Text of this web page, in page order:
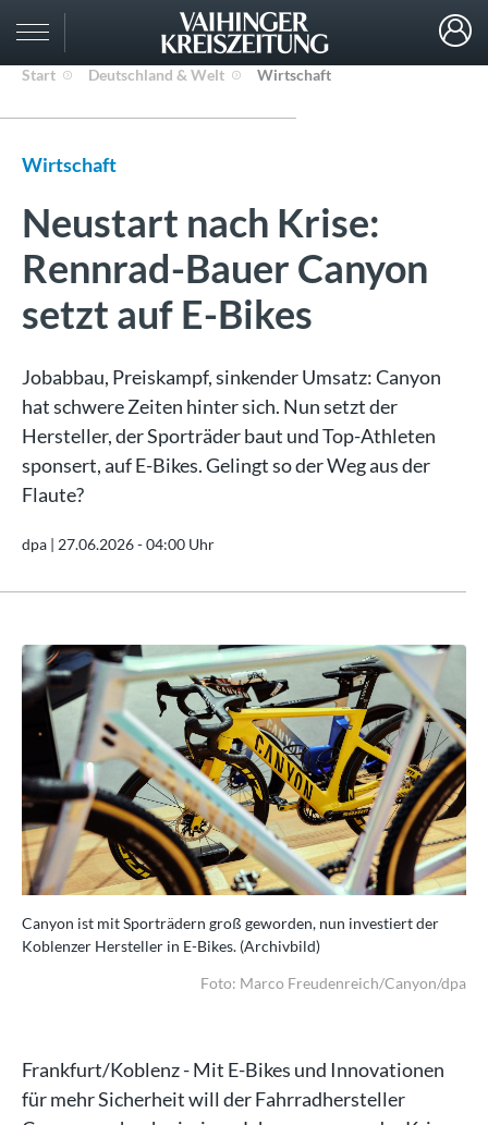
Start Deutschland & Welt Wirtschaft
Wirtschaft
Neustart nach Krise:
Rennrad-Bauer Canyon
setzt auf E-Bikes
Jobabbau, Preiskampf, sinkender Umsatz: Canyon
hat schwere Zeiten hinter sich. Nun setzt der
Hersteller, der Sporträder baut und Top-Athleten
sponsert, auf E-Bikes. Gelingt so der Weg aus der
Flaute?
dpa | 27.06.2026 - 04:00 Uhr
Canyon ist mit Sporträdern groß geworden, nun investiert der
Koblenzer Hersteller in E-Bikes. (Archivbild)
Foto: Marco Freudenreich/Canyon/dpa
Frankfurt/Koblenz - Mit E-Bikes und Innovationen
für mehr Sicherheit will der Fahrradhersteller